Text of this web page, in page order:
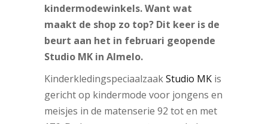
kindermodewinkels. Want wat
maakt de shop zo top? Dit keer is de
beurt aan het in februari geopende
Studio MK in Almelo.
KinderkledingspeciaalzaakStudio MK is
gericht op kindermode voor jongens en
meisjes in de matenserie 92 tot en met